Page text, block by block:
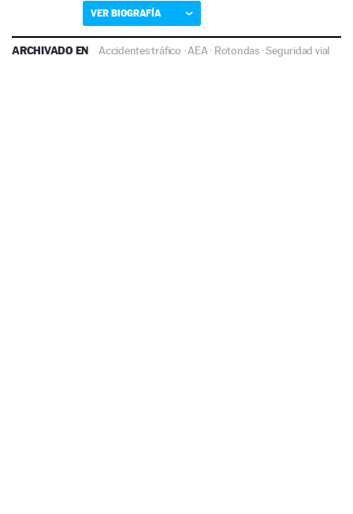
VER BIOGRAFÍA
ARCHIVADO EN Accidentes tráfico ·AEA· Rotondas ·Seguridad vial